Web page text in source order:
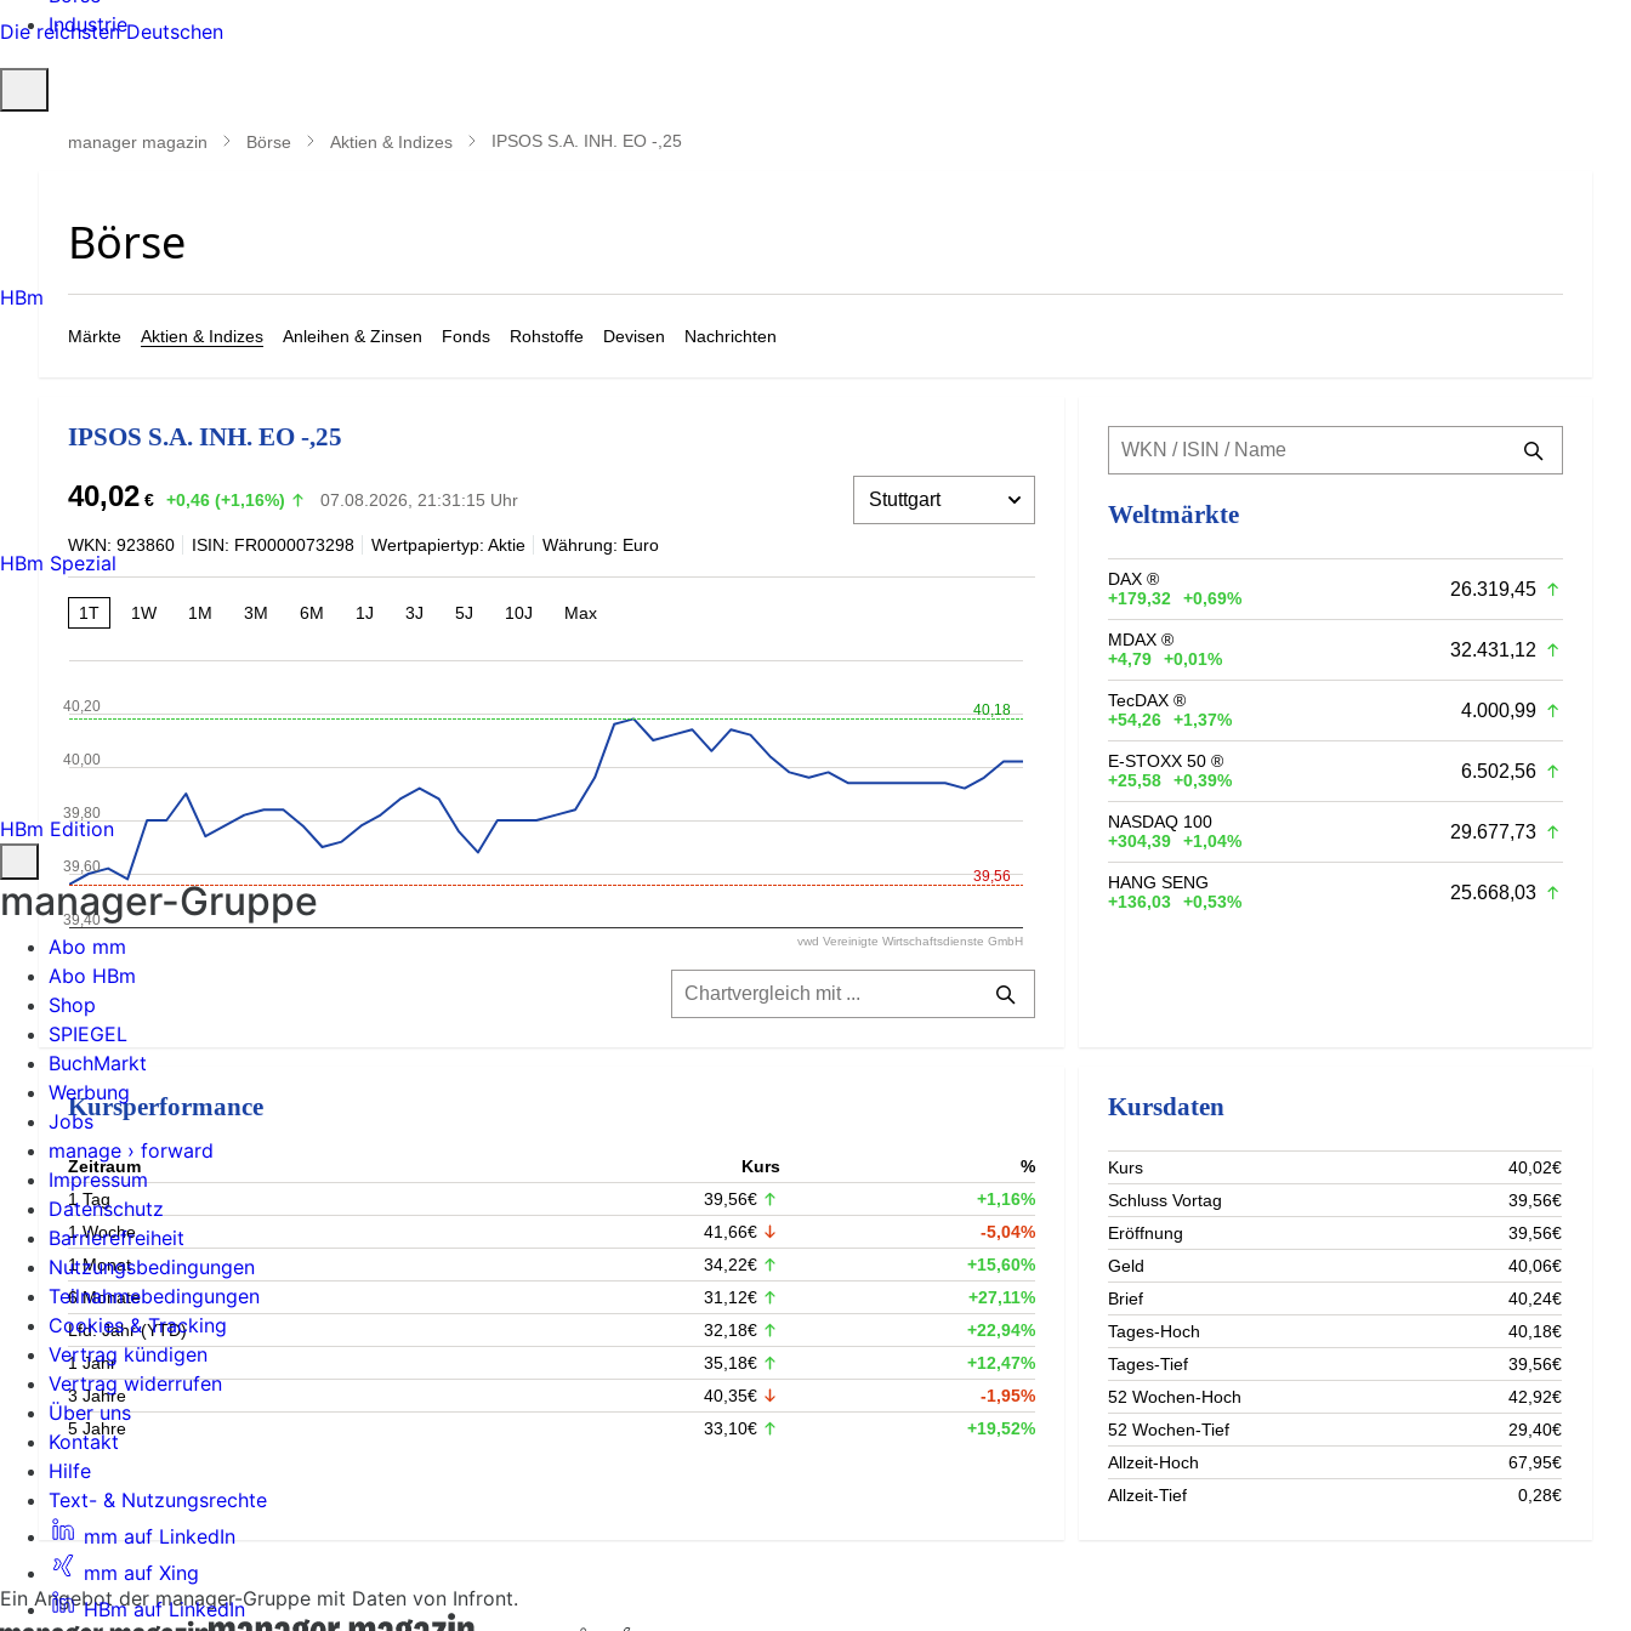
Industrie
öffnen
manager magazin Börse Aktien & Indizes IPSOS S.A. INH. EO -,25
Märkte Aktien & Indizes Anleihen & Zinsen Fonds Rohstoffe Devisen Nachrichten
IPSOS S.A. INH. EO -,25
40,02 € +0,46 (+1,16%) 07.08.2026, 21:31:15 Uhr
WKN: 923860 ISIN: FR0000073298 Wertpapiertyp: Aktie Währung: Euro
1T 1W 1M 3M 6M 1J 3J 5J 10J Max
40,18
39,56
40,00
39,40
39,60
39,80
40,20
vwd Vereinigte Wirtschaftsdienste GmbH
Weltmärkte
DAX ®
+179,32
+0,69% 26.319,45
MDAX ®
+4,79
+0,01% 32.431,12
TecDAX ®
+54,26
+1,37% 4.000,99
E-STOXX 50 ®
+25,58
+0,39% 6.502,56
NASDAQ 100
+304,39
+1,04% 29.677,73
HANG SENG
+136,03
+0,53% 25.668,03
Kursperformance
Zeitraum Kurs
%
1 Tag
39,56€
+1,16%
1 Woche
41,66€
-5,04%
1 Monat
34,22€
+15,60%
6 Monate
31,12€
+27,11%
Lfd. Jahr (YTD)
32,18€
+22,94%
1 Jahr
35,18€
+12,47%
3 Jahre
40,35€
-1,95%
5 Jahre
33,10€ +19,52%
Kursdaten
Kurs
40,02€
Schluss Vortag
39,56€
Eröffnung
39,56€
Geld
40,06€
Brief
40,24€
Tages-Hoch
40,18€
Tages-Tief
39,56€
52 Wochen-Hoch
42,92€
52 Wochen-Tief
29,40€
Allzeit-Hoch
67,95€
Allzeit-Tief
0,28€
Ein Angebot der manager-Gruppe mit Daten von Infront.
Die reichsten Deutschen
HBm
HBm Spezial
HBm Edition
manager-Gruppe
Abo mm
Abo HBm
Shop
SPIEGEL
BuchMarkt
Werbung
Jobs
manage › forward
Impressum
Datenschutz
Barrierefreiheit
Nutzungsbedingungen
Teilnahmebedingungen
Cookies & Tracking
Vertrag kündigen
Vertrag widerrufen
Über uns
Kontakt
Hilfe
Text- & Nutzungsrechte
mm auf LinkedIn
mm auf Xing
HBm auf LinkedIn